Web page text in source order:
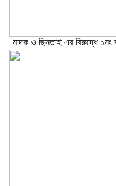
মাদক ও ছিনতাই এর বিরুদ্ধে